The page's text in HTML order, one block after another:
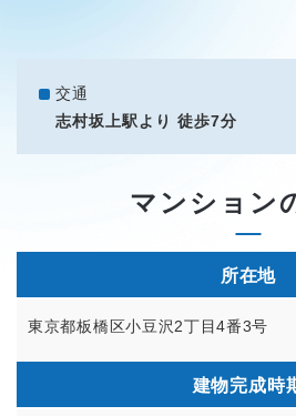
交通
志村坂上駅より 徒歩7分
マンション
所在地
東京都板橋区小豆沢2丁目4番3号
建物完成時